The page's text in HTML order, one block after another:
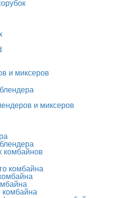
и миксеров
и миксеров
комбайнов
комбайна
комбайна